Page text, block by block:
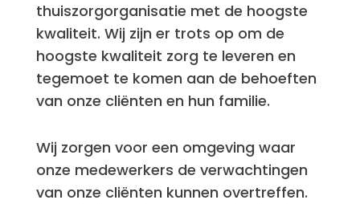
thuiszorgorganisatie met de hoogste
kwaliteit. Wij zijn er trots op om de
hoogste kwaliteit zorg te leveren en
tegemoet te komen aan de behoeften
van onze cliënten en hun familie.
Wij zorgen voor een omgeving waar
onze medewerkers de verwachtingen
van onze cliënten kunnen overtreffen.